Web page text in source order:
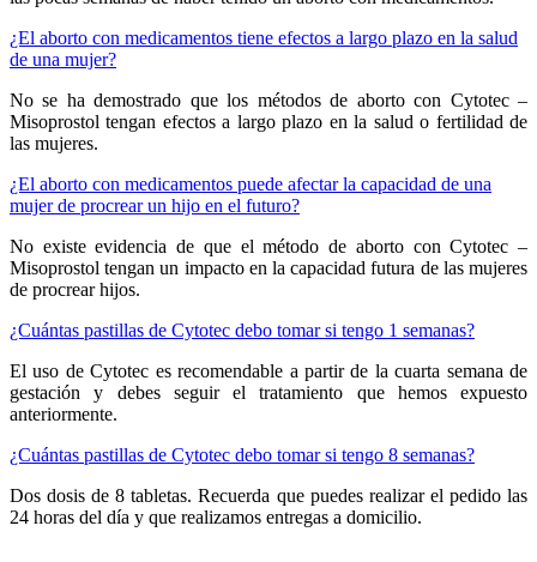
¿El aborto con medicamentos tiene efectos a largo plazo en la salud
de una mujer?
No se ha demostrado que los métodos de aborto con Cytotec –
Misoprostol tengan efectos a largo plazo en la salud o fertilidad de
las mujeres.
¿El aborto con medicamentos puede afectar la capacidad de una
mujer de procrear un hijo en el futuro?
No existe evidencia de que el método de aborto con Cytotec –
Misoprostol tengan un impacto en la capacidad futura de las mujeres
de procrear hijos.
¿Cuántas pastillas de Cytotec debo tomar si tengo 1 semanas?
El uso de Cytotec es recomendable a partir de la cuarta semana de
gestación y debes seguir el tratamiento que hemos expuesto
anteriormente.
¿Cuántas pastillas de Cytotec debo tomar si tengo 8 semanas?
Dos dosis de 8 tabletas. Recuerda que puedes realizar el pedido las
24 horas del día y que realizamos entregas a domicilio.